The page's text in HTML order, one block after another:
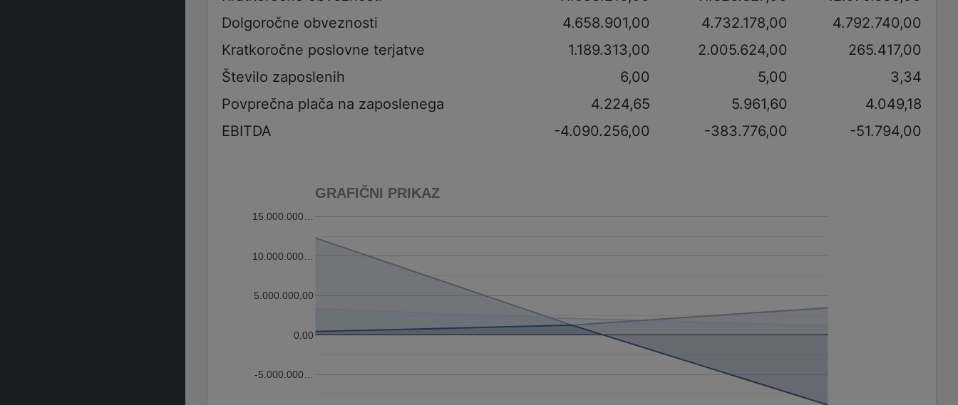
Dolgoročne obveznosti
4.658.901,00 4.732.178,00
4.792.740,00
Kratkoročne poslovne terjatve
1.189.313,00 2.005.624,00
265.417,00
Število zaposlenih
6,00 5,00
3,34
Povprečna plača na zaposlenega
4.224,65 5.961,60
4.049,18
EBITDA
-4.090.256,00 -383.776,00 -51.794,00
GRAFIČNI PRIKAZ
-5.000.000…
0,00
5.000.000,00
10.000.000…
15.000.000…